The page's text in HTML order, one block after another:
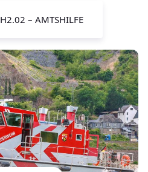
H2.02 – AMTSHILFE